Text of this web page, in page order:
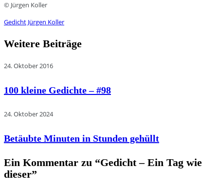
© Jürgen Koller
Gedicht Jürgen Koller
Weitere Beiträge
24. Oktober 2016
100 kleine Gedichte – #98
24. Oktober 2024
Betäubte Minuten in Stunden gehüllt
Ein Kommentar zu “Gedicht – Ein Tag wie
dieser”